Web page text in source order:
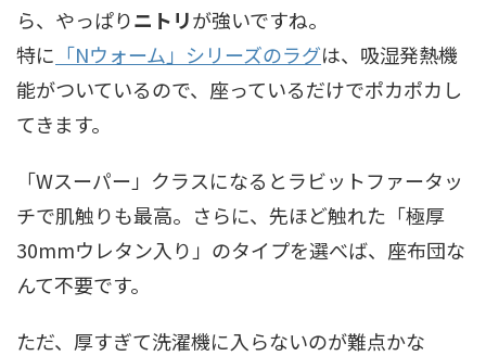
ら、やっぱりニトリが強いですね。
特に 「Nウォーム」シリーズのラグは、吸湿発熱機
能がついているので、座っているだけでポカポカし
てきます。
「Wスーパー」クラスになるとラビットファータッ
チで肌触りも最高。さらに、先ほど触れた「極厚
30mmウレタン入り」のタイプを選べば、座布団な
んて不要です。
ただ、厚すぎて洗濯機に入らないのが難点かな